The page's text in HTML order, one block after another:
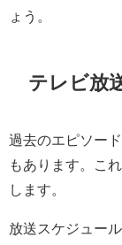
ょう。
テレビ放
過去のエピソー
もあります。こ
します。
放送スケジュー